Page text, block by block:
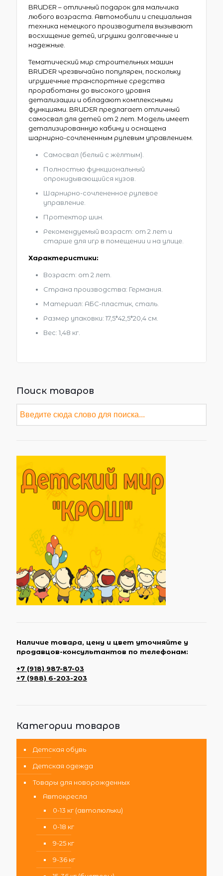
BRUDER – отличный подарок для мальчика
любого возраста. Автомобили и специальная
техника немецкого производителя вызывают
восхищение детей, игрушки долговечные и
надежные.
Тематический мир строительных машин
BRUDER чрезвычайно популярен, поскольку
игрушечные транспортные средства
проработаны до высокого уровня
детализации и обладают комплексными
функциями. BRUDER предлагает отличный
самосвал для детей от 2 лет. Модель имеет
детализированную кабину и оснащена
шарнирно-сочлененным рулевым управлением.
Самосвал (белый с жёлтым).
Полностью функциональный
опрокидывающийся кузов.
Шарнирно-сочлененное рулевое
управление.
Протектор шин.
Рекомендуемый возраст: от 2 лет и
старше для игр в помещении и на улице.
Характеристики:
Возраст: от 2 лет.
Страна производства: Германия.
Материал: АБС-пластик, сталь.
Размер упаковки: 17,5*42,5*20,4 см.
Вес: 1,48 кг.
Поиск товаров
Наличие товара, цену и цвет уточняйте у
продавцов-консультантов по телефонам:
+7 (918) 987-87-03
+7 (988) 6-203-203
Категории товаров
Детская обувь
Детская одежда
Товары для новорожденных
Автокресла
0-13 кг (автолюльки)
0-18 кг
9-25 кг
9-36 кг